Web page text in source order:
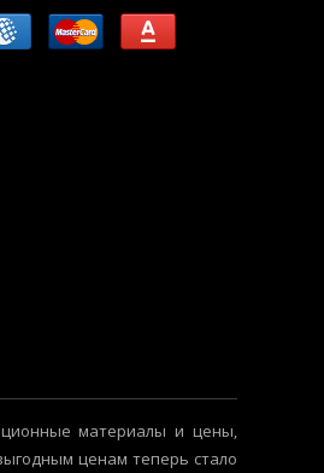
материалы и цены,
ценам теперь стало